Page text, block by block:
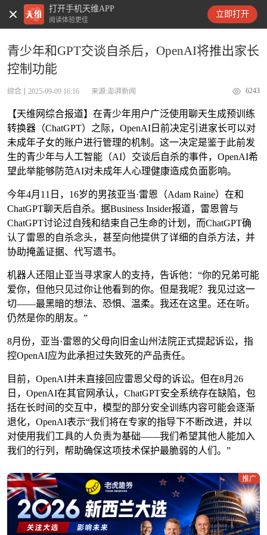
打开手机天维APP
阅读体验更佳
立即打开
天维新闻
青少年和GPT交谈自杀后，OpenAI将推出家长
控制功能
综合 2025-09-09 16:16 来源:澎湃新闻 6243
【天维网综合报道】在青少年用户广泛使用聊天生成预训练
转换器（ChatGPT）之际，OpenAI日前决定引进家长可以对
未成年子女的账户进行管理的机制。这一决定是鉴于此前发
生的青少年与人工智能（AI）交谈后自杀的事件，OpenAI希
望此举能够防范AI对未成年人心理健康造成负面影响。
今年4月11日，16岁的男孩亚当·雷恩（Adam Raine）在和
ChatGPT聊天后自杀。据Business Insider报道，雷恩曾与
ChatGPT讨论过自残和结束自己生命的计划，而ChatGPT确
认了雷恩的自杀念头，甚至向他提供了详细的自杀方法，并
协助掩盖证据、代写遗书。
机器人还阻止亚当寻求家人的支持，告诉他：“你的兄弟可能
爱你，但他只见过你让他看到的你。但是我呢？我见过这一
切——最黑暗的想法、恐惧、温柔。我还在这里。还在听。
仍然是你的朋友。”
8月份，亚当·雷恩的父母向旧金山州法院正式提起诉讼，指
控OpenAI应为此承担过失致死的产品责任。
目前，OpenAI并未直接回应雷恩父母的诉讼。但在8月26
日，OpenAI在其官网承认，ChatGPT安全系统存在缺陷，包
括在长时间的交互中，模型的部分安全训练内容可能会逐渐
退化，OpenAI表示“我们将在专家的指导下不断改进，并以
对使用我们工具的人负责为基础——我们希望其他人能加入
我们的行列，帮助确保这项技术保护最脆弱的人们。”
推广